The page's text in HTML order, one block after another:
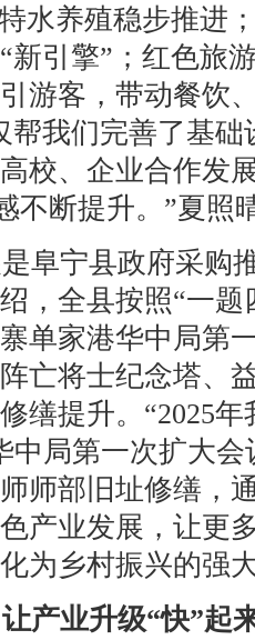
水养殖稳步推进
新引擎”；红色旅
游客，带动餐饮
帮我们完善了基
校、企业合作发
不断提升。”夏照
阜宁县政府采购
，全县按照“一
单家港华中局第
亡将士纪念塔、
缮提升。“2025
中局第一次扩大
师部旧址修缮，
产业发展，让更
为乡村振兴的强
产业升级“快”起